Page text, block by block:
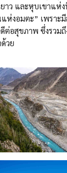
าว และหุบเขาแห่
ห่งอมตะ” เพราะมี
อสุขภาพ ซึ่งรวมถึ
วย